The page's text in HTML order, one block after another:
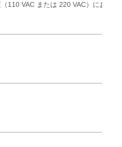
110 VAC または 220 VAC）におい